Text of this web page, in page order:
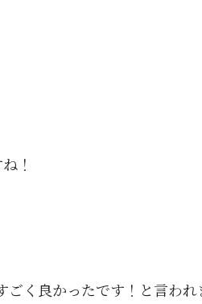
！
く良かったです！と言わ